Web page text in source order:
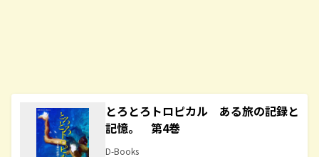
とろとろトロピカル ある旅の記録と
記憶。 第4巻
D-Books